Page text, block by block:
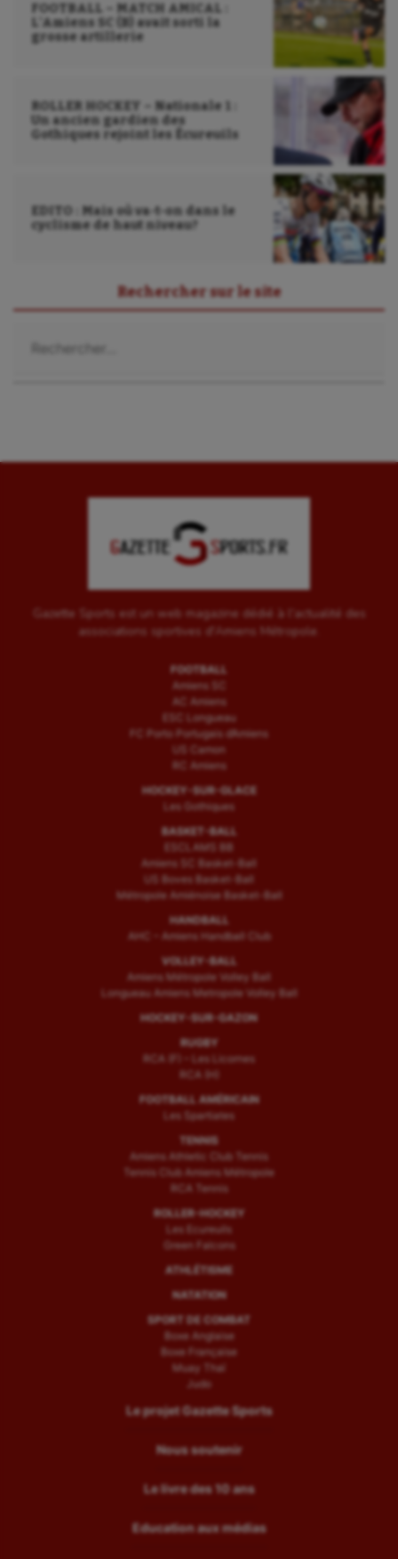
FOOTBALL – MATCH AMICAL :
L’Amiens SC (B) avait sorti la
grosse artillerie
ROLLER HOCKEY – Nationale 1 :
Un ancien gardien des
Gothiques rejoint les Écureuils
EDITO : Mais où va-t-on dans le
cyclisme de haut niveau?
Rechercher sur le site
Gazette Sports est un web magazine dédié à l'actualité des
associations sportives d'Amiens Métropole.
FOOTBALL
Amiens SC
AC Amiens
ESC Longueau
FC Porto Portugais d’Amiens
US Camon
RC Amiens
HOCKEY-SUR-GLACE
Les Gothiques
BASKET-BALL
ESCLAMS BB
Amiens SC Basket-Ball
US Boves Basket-Ball
Métropole Amiénoise Basket-Ball
HANDBALL
AHC – Amiens Handball Club
VOLLEY-BALL
Amiens Métropole Volley Ball
Longueau Amiens Metropole Volley Ball
HOCKEY-SUR-GAZON
RUGBY
RCA (F) – Les Licornes
RCA (H)
FOOTBALL AMÉRICAIN
Les Spartiates
TENNIS
Amiens Athletic Club Tennis
Tennis Club Amiens Métropole
RCA Tennis
ROLLER-HOCKEY
Les Ecureuils
Green Falcons
ATHLÉTISME
NATATION
SPORT DE COMBAT
Boxe Anglaise
Boxe Française
Muay Thaï
Judo
Le projet Gazette Sports
Nous soutenir
Le livre des 10 ans
Education aux médias